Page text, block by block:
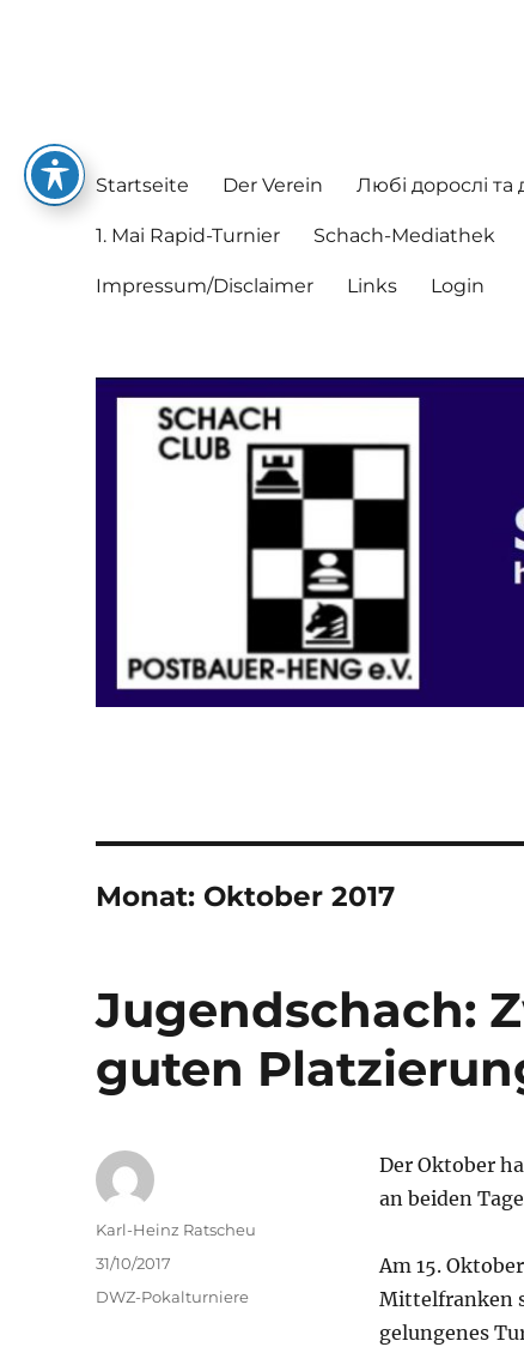
Startseite Der Verein Любі дорослі та
1. Mai Rapid-Turnier Schach-Mediathek
Impressum/Disclaimer Links Login
Monat: Oktober 2017
Jugendschach:
guten
Der Oktober
an beiden
Am 15.
Mittelfranken
gelungenes
Autor
Karl-Heinz Ratscheu
Veröffentlicht
31/10/2017
Kategorien
DWZ-Pokalturniere